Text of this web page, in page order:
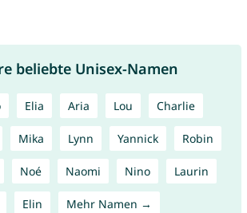
beliebte Unisex-Namen
Elia Aria Lou Charlie
Mika Lynn Yannick Robin
Noé Naomi Nino Laurin
Elin Mehr Namen →